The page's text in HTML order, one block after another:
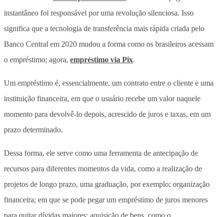
instantâneo foi responsável por uma revolução silenciosa. Isso
significa que a tecnologia de transferência mais rápida criada pelo
Banco Central em 2020 mudou a forma como os brasileiros acessam
o empréstimo; agora, empréstimo via Pix.
Um empréstimo é, essencialmente, um contrato entre o cliente e uma
instituição financeira, em que o usuário recebe um valor naquele
momento para devolvê-lo depois, acrescido de juros e taxas, em um
prazo determinado.
Dessa forma, ele serve como uma ferramenta de antecipação de
recursos para diferentes momentos da vida, como a realização de
projetos de longo prazo, uma graduação, por exemplo; organização
financeira; em que se pode pegar um empréstimo de juros menores
para quitar dívidas maiores; aquisição de bens, como o